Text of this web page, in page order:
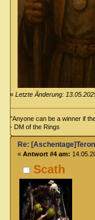
«Letzte Änderung:
"Anyone can be a winner if
- DM of the Rings
Scath
Re:
« Antwort #4 am: